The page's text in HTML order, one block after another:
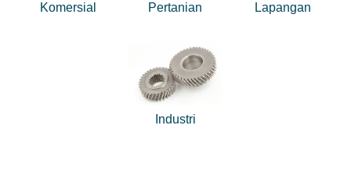
Komersial Pertanian Lapangan
Industri